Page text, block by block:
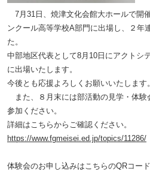
7月31日、焼津文化会館大ホールで開
ンクール高等学校A部門に出場し、２年
た。
中部地区代表として8月 10 日にアクトシ
に出場いたします。
今後とも応援よろしくお願いいたします。
また、８月末には部活動の見学・体験
参加ください。
詳細はこちらからご確認ください。
https://www.fgmeisei.ed.jp/topics/11286/
体験会のお申し込みはこちらのQRコー